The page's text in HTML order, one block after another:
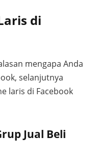
di
mengapa Anda
selanjutnya
laris di Facebook
Jual Beli